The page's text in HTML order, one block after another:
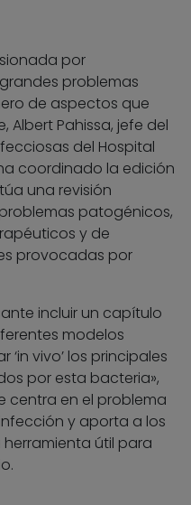
por
problemas
de aspectos que
Albert Pahissa, jefe del
del Hospital
coordinado la edición
una revisión
patogénicos,
y de
provocadas por
incluir un capítulo
modelos
vivo’ los principales
por esta bacteria»,
centra en el problema
y aporta a los
útil para